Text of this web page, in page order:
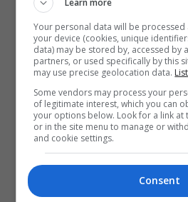
Learn more
Your personal data will be
your device (cookies, unique
data) may be stored by, accessed by
partners, or used specifically by this
may use precise geolocation data.
Some vendors may process your
of legitimate interest, which you can
your options below. Look for a link
or in the site menu to manage or
and cookie settings.
Consent